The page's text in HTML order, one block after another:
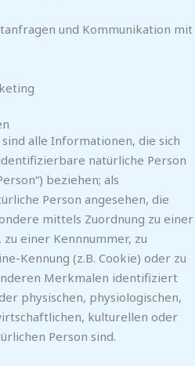
und Kommunikation mit
alle Informationen, die sich
natürliche Person
beziehen; als
Person angesehen, die
mittels Zuordnung zu einer
einer Kennnummer, zu
Kennung (z.B. Cookie) oder zu
Merkmalen identifiziert
physischen, physiologischen,
kulturellen oder
Person sind.